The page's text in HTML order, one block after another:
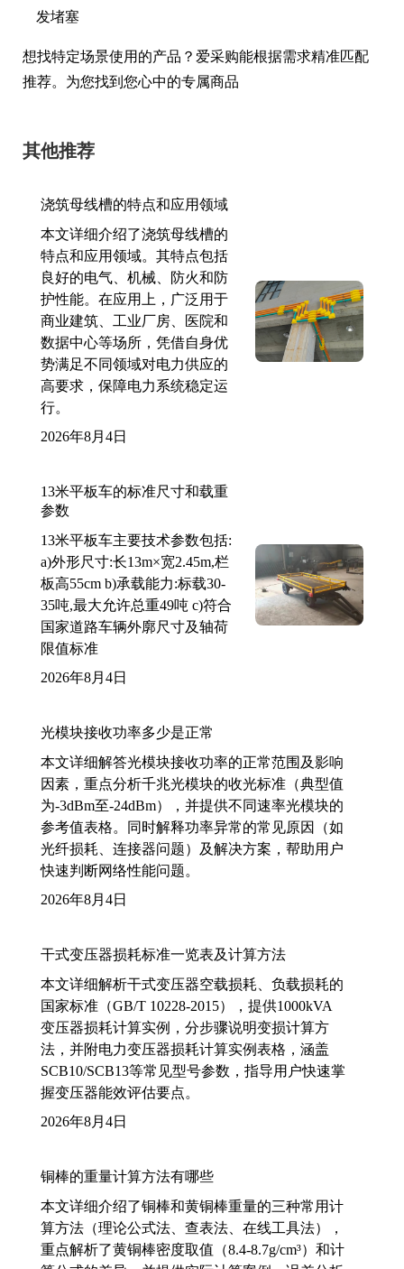
发堵塞
想找特定场景使用的产品？爱采购能根据需求精准匹配
推荐。为您找到您心中的专属商品
其他推荐
浇筑母线槽的特点和应用领域
本文详细介绍了浇筑母线槽的
特点和应用领域。其特点包括
良好的电气、机械、防火和防
护性能。在应用上，广泛用于
商业建筑、工业厂房、医院和
数据中心等场所，凭借自身优
势满足不同领域对电力供应的
高要求，保障电力系统稳定运
行。
2026年8月4日
13米平板车的标准尺寸和载重
参数
13米平板车主要技术参数包括:
a)外形尺寸:长13m×宽2.45m,栏
板高55cm b)承载能力:标载30-
35吨,最大允许总重49吨 c)符合
国家道路车辆外廓尺寸及轴荷
限值标准
2026年8月4日
光模块接收功率多少是正常
本文详细解答光模块接收功率的正常范围及影响
因素，重点分析千兆光模块的收光标准（典型值
为-3dBm至-24dBm），并提供不同速率光模块的
参考值表格。同时解释功率异常的常见原因（如
光纤损耗、连接器问题）及解决方案，帮助用户
快速判断网络性能问题。
2026年8月4日
干式变压器损耗标准一览表及计算方法
本文详细解析干式变压器空载损耗、负载损耗的
国家标准（GB/T 10228-2015），提供1000kVA
变压器损耗计算实例，分步骤说明变损计算方
法，并附电力变压器损耗计算实例表格，涵盖
SCB10/SCB13等常见型号参数，指导用户快速掌
握变压器能效评估要点。
2026年8月4日
铜棒的重量计算方法有哪些
本文详细介绍了铜棒和黄铜棒重量的三种常用计
算方法（理论公式法、查表法、在线工具法），
重点解析了黄铜棒密度取值（8.4-8.7g/cm³）和计